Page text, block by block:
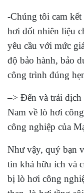
-Chúng tôi cam
hơi đốt nhiên liệu
yêu cầu với mức
độ bảo hành, bảo
công trình đúng
–> Đến và trải
Nam về lò hơi
công nghiệp của
Như vậy, quý bạn
tin khá hữu ích và
bị lò hơi công